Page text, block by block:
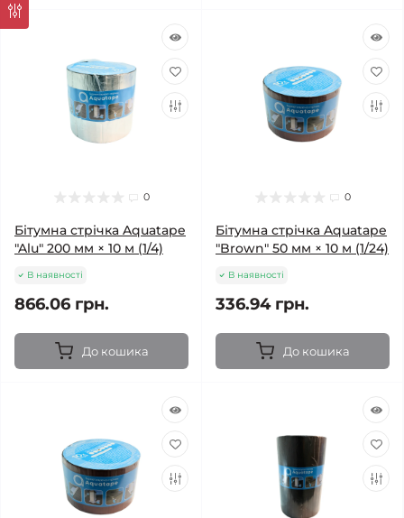
0
Бітумна стрічка Aquatape
"Alu" 200 мм × 10 м (1/4)
В наявності
866.06 грн.
До кошика
0
Бітумна стрічка Aquatape
"Brown" 50 мм × 10 м (1/24)
В наявності
336.94 грн.
До кошика